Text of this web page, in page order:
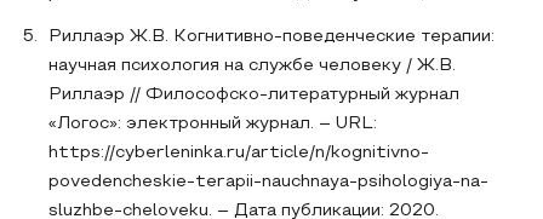
Риллаэр Ж.В. Когнитивно-поведенческие терапии:
научная психология на службе человеку / Ж.В.
Риллаэр // Философско-литературный журнал
«Логос»: электронный журнал. – URL:
https://cyberleninka.ru/article/n/kognitivno-
povedencheskie-terapii-nauchnaya-psihologiya-na-
sluzhbe-cheloveku. – Дата публикации: 2020.